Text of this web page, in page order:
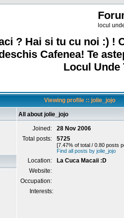
locul
? Hai si tu cu noi :) !
Cafenea! Te
Locul Unde
Viewing profile :: jolie_jojo
All about jolie_jojo
Joined:
28 Nov 2006
Total posts:
5725
[7.47% of total / 0.80 posts
Find all posts by jolie_jojo
Location:
La Cuca Macaii :D
Website:
Occupation:
Interests: